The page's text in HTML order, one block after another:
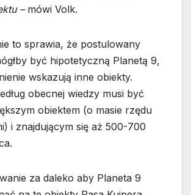
– mówi Volk.
to sprawia, że postulowany
być hipotetyczną Planetą 9,
wskazują inne obiekty.
obecnej wiedzy musi być
obiektem (o masie rzędu
i znajdującym się aż 500-700
za daleko aby Planeta 9